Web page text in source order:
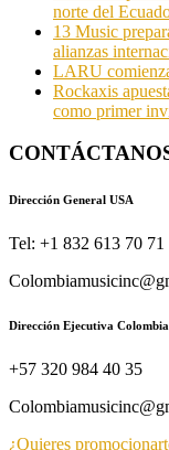
norte del
13 Music
alianzas
LARU
Rockaxis
como primer
Dirección General USA
Tel: +1 832 613 70 71
Dirección Ejecutiva Colombia
+57 320 984 40 35
¿Quieres